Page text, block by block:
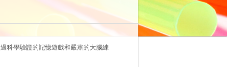
科學驗證的記憶遊戲和嚴肅的大腦練